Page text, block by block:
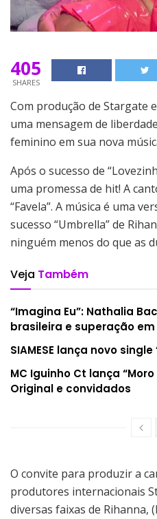
405
SHARES
Com produção de Stargate
uma mensagem de
feminino em sua nova
Após o sucesso de
uma promessa de hit! A
“Favela”. A música é uma
sucesso “Umbrella” de
ninguém menos do que as
Veja Também
“Imagina Eu”: Nathalia
brasileira e superação
SIAMESE lança novo single
MC Iguinho Ct lança
Original e convidados
O convite para produzir a
produtores internacionais
diversas faixas de Rihanna,